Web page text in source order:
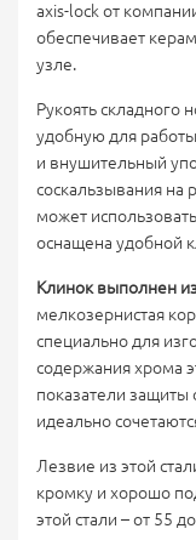
axis-lock от
обеспечивает
узле.
Рукоять складного
удобную для
и внушительный
соскальзывания на
может
оснащена удобной
Клинок выполнен
мелкозернистая
специально для
содержания хрома
показатели защиты
идеально
Лезвие из этой
кромку и хорошо
этой стали – от 55